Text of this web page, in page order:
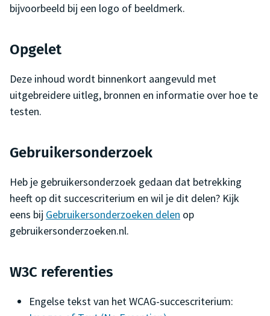
bijvoorbeeld bij een logo of beeldmerk.
Opgelet
Deze inhoud wordt binnenkort aangevuld met
uitgebreidere uitleg, bronnen en informatie over hoe te
testen.
Gebruikersonderzoek
Heb je gebruikersonderzoek gedaan dat betrekking
heeft op dit succescriterium en wil je dit delen? Kijk
eens bij Gebruikersonderzoeken delen op
gebruikersonderzoeken.nl.
W3C referenties
Engelse tekst van het WCAG-succescriterium: